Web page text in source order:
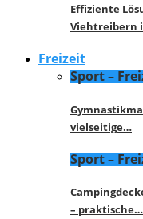
Effiziente
Viehtreibern
Freizeit
Sport –
vielseitige…
Sport –
– praktische…